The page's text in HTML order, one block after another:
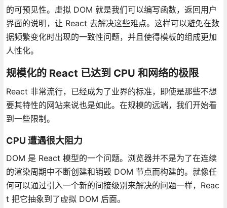
的可预见性。虚拟 DOM 就是我们可以编写函数，返回用户
界面的说明，让 React 去解决这些难点。这样可以避免在数
据频繁变化时出现的一致性问题，并且使得模板的组成更加
人性化。
规模化的 React 已达到 CPU 和网络的极限
React 非常流行，已经成为了业界的标准，即使是那些不想
要其特性的网站来说也是如此。在规模的远端，我们开始看
到一些限制。
CPU 遭遇很大阻力
DOM 是 React 模型的一个问题。浏览器并不是为了在连续
的渲染周期中不断创建和销毁 DOM 节点而构建的。就像任
何可以通过引入一个新的间接级别来解决的问题一样，Reac
t 把它抽象到了虚拟 DOM 后面。